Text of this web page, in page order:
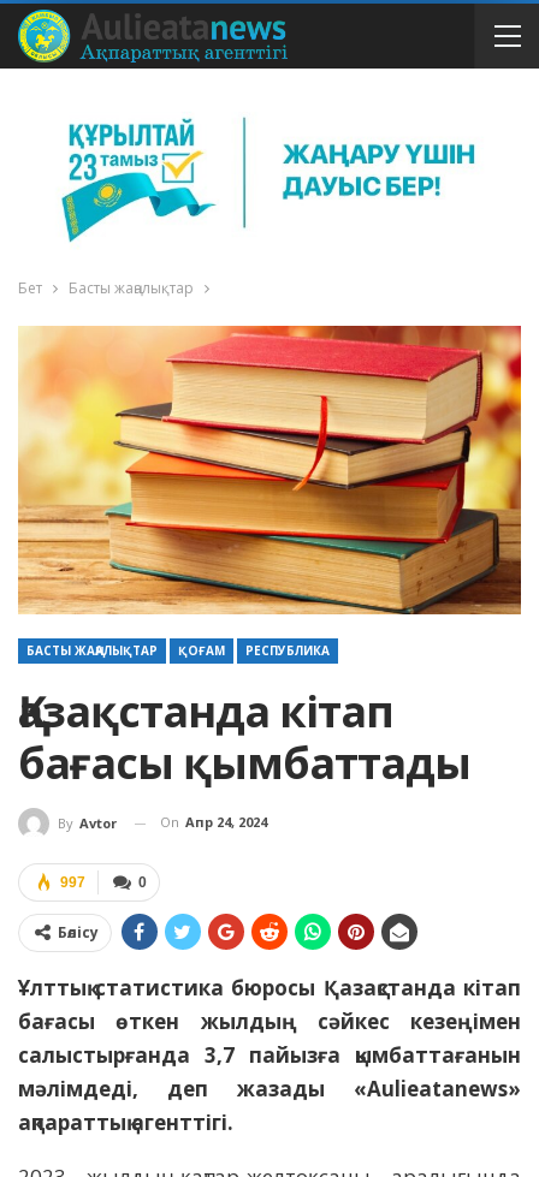
Бет Басты жаңалықтар
БАСТЫ ЖАҢАЛЫҚТАР ҚОҒАМ РЕСПУБЛИКА
Қазақстанда кітап
бағасы қымбаттады
By Avtor On Апр 24, 2024
0
997
Бөлісу
Ұлттық статистика бюросы Қазақстанда кітап
бағасы өткен жылдың сәйкес кезеңімен
салыстырғанда 3,7 пайызға қымбаттағанын
мәлімдеді, деп жазады «Aulieatanews»
ақпараттық агенттігі.